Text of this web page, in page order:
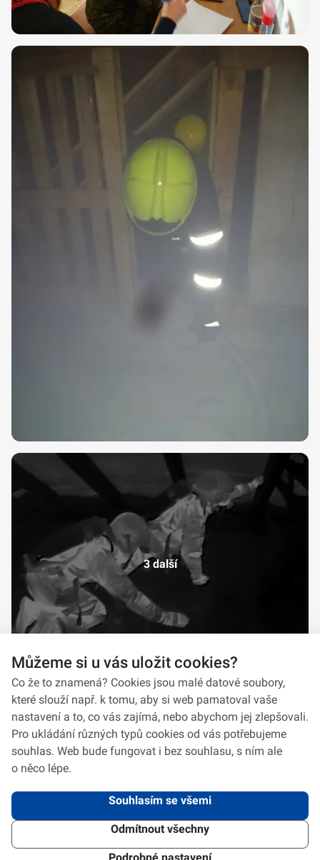
3 další
2026 © VeV-VA Vyškov • Informace jsou poskytovány v souladu se zákonem
Design Systém4.6.3
Můžeme si u vás uložit cookies?
Co že to znamená? Cookies jsou malé datové soubory,
které slouží např. k tomu, aby si web pamatoval vaše
nastavení a to, co vás zajímá, nebo abychom jej zlepšovali.
Pro ukládání různých typů cookies od vás potřebujeme
souhlas. Web bude fungovat i bez souhlasu, s ním ale
o něco lépe.
Souhlasím se všemi
Odmítnout všechny